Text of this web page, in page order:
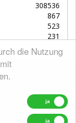
die Nutzung
308536
867
523
231